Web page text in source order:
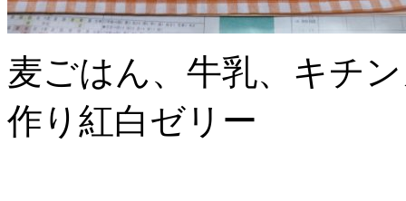
麦ごはん、牛乳、キチ
作り紅白ゼリー